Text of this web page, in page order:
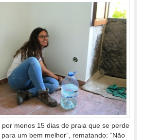
por menos 15 dias de praia que se perde
um bem melhor”, rematando: “Não